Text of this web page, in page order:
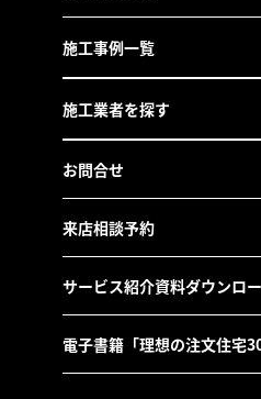
施工事例一覧
施工業者を探す
お問合せ
来店相談予約
サービス紹介資料ダウンロ
電子書籍「理想の注文住宅